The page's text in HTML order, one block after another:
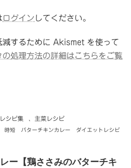
ログイン してください。
減するために Akismet を使って
の処理方法の詳細はこちらをご覧
シピ集 主菜レシピ
時短 バターチキンカレー ダイエットレシピ
ー【鶏ささみのバターチキ